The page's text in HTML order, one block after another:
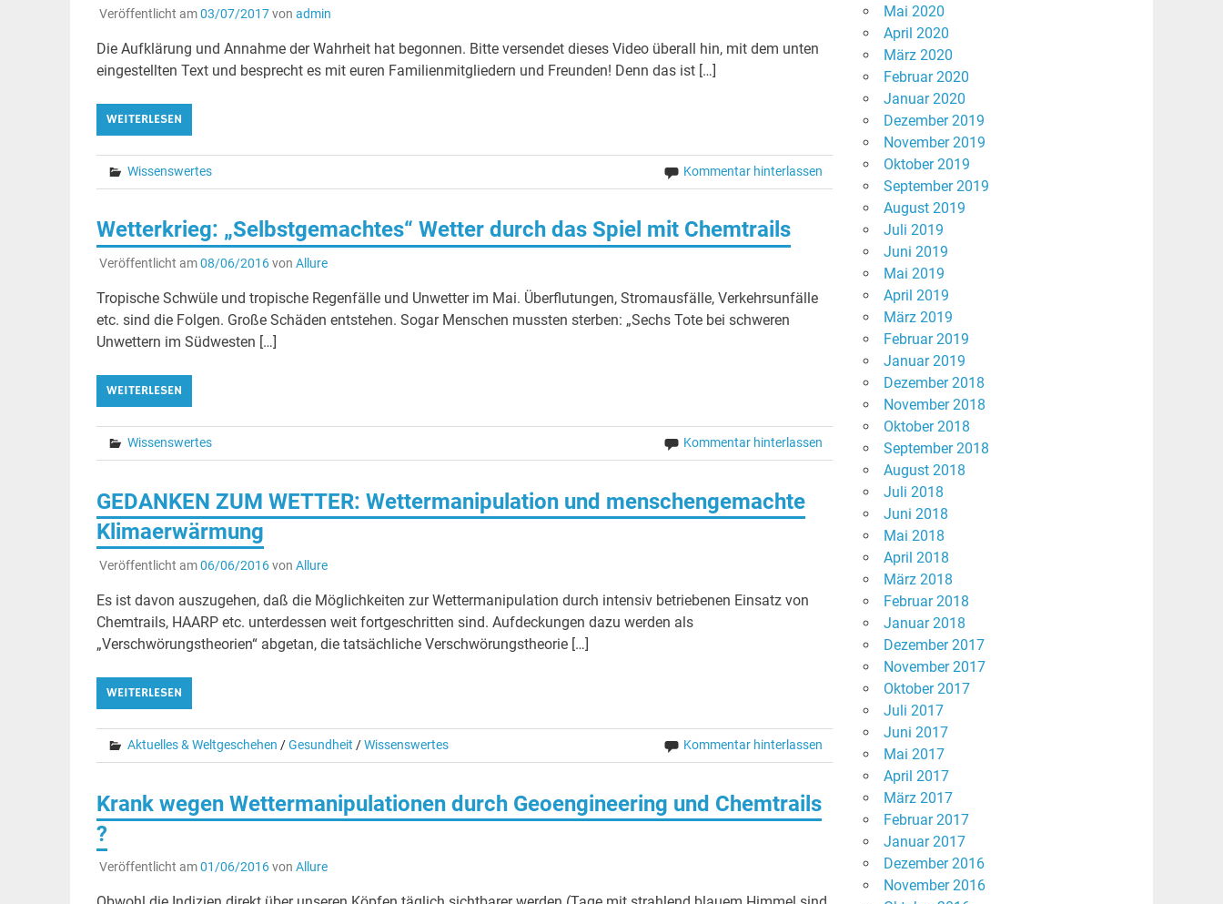
Veröffentlicht am03/07/2017von admin
Die Aufklärung und Annahme der Wahrheit hat begonnen. Bitte versendet dieses Video überall hin, mit dem unten
eingestellten Text und besprecht es mit euren Familienmitgliedern und Freunden! Denn das ist […]
WEITERLESEN
Wissenswertes Kommentar hinterlassen
Wetterkrieg: „Selbstgemachtes“ Wetter durch das Spiel mit Chemtrails
Veröffentlicht am08/06/2016von Allure
Tropische Schwüle und tropische Regenfälle und Unwetter im Mai. Überflutungen, Stromausfälle, Verkehrsunfälle
etc. sind die Folgen. Große Schäden entstehen. Sogar Menschen mussten sterben: „Sechs Tote bei schweren
Unwettern im Südwesten […]
WEITERLESEN
Wissenswertes Kommentar hinterlassen
GEDANKEN ZUM WETTER: Wettermanipulation und menschengemachte
Klimaerwärmung
Veröffentlicht am06/06/2016von Allure
Es ist davon auszugehen, daß die Möglichkeiten zur Wettermanipulation durch intensiv betriebenen Einsatz von
Chemtrails, HAARP etc. unterdessen weit fortgeschritten sind. Aufdeckungen dazu werden als
„Verschwörungstheorien“ abgetan, die tatsächliche Verschwörungstheorie […]
WEITERLESEN
Aktuelles & Weltgeschehen /Gesundheit /Wissenswertes Kommentar hinterlassen
Krank wegen Wettermanipulationen durch Geoengineering und Chemtrails
?
Veröffentlicht am01/06/2016von Allure
Mai 2020
April 2020
März 2020
Februar 2020
Januar 2020
Dezember 2019
November 2019
Oktober 2019
September 2019
August 2019
Juli 2019
Juni 2019
Mai 2019
April 2019
März 2019
Februar 2019
Januar 2019
Dezember 2018
November 2018
Oktober 2018
September 2018
August 2018
Juli 2018
Juni 2018
Mai 2018
April 2018
März 2018
Februar 2018
Januar 2018
Dezember 2017
November 2017
Oktober 2017
Juli 2017
Juni 2017
Mai 2017
April 2017
März 2017
Februar 2017
Januar 2017
Dezember 2016
November 2016